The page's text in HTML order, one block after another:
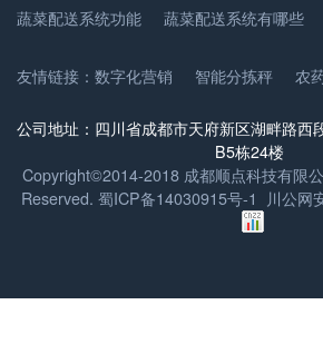
蔬菜配送系统功能
蔬菜配送系统有哪些
友情链接： 数字化营销 智能分拣秤 农
公司地址：四川省成都市天府新区湖畔路西
B5栋24楼
Copyright©2014-2018 成都顺点科技有限
Reserved. 蜀ICP备14030915号-1 川公网